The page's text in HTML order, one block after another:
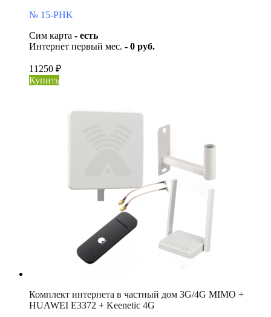
№ 15-PHK
Сим карта - есть
Интернет первый мес. - 0 руб.
11250 ₽
Купить
Комплект интернета в частный дом 3G/4G MIMO +
HUAWEI E3372 + Keenetic 4G